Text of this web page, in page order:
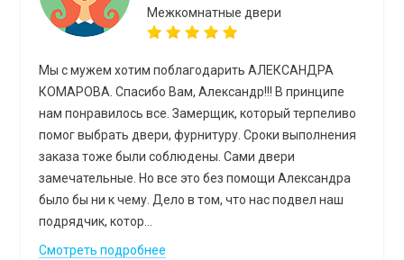
Межкомнатные двери
Мы с мужем хотим поблагодарить АЛЕКСАНДРА
КОМАРОВА. Спасибо Вам, Александр!!! В принципе
нам понравилось все. Замерщик, который терпеливо
помог выбрать двери, фурнитуру. Сроки выполнения
заказа тоже были соблюдены. Сами двери
замечательные. Но все это без помощи Александра
было бы ни к чему. Дело в том, что нас подвел наш
подрядчик, котор...
Смотреть подробнее